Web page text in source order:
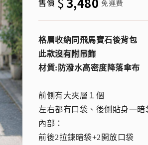
售價 免運費
格層收納同飛馬寶石後背包
此款沒有附吊飾
材質:防潑水高密度降落傘布
前側有大夾層１個
左右都有口袋、後側貼身一暗
內部：
前後2拉鍊暗袋+2開放口袋